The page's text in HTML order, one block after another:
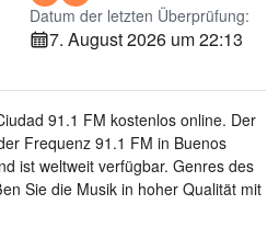
Datum der letzten Überprüfung:
7. August 2026 um 22:13
91.1 FM kostenlos online. Der
Frequenz 91.1 FM in Buenos
ist weltweit verfügbar. Genres des
Sie die Musik in hoher Qualität mit